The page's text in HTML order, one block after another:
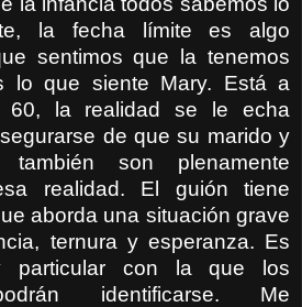
la fecha límite es algo
sentimos que la tenemos
lo que siente Mary. Está a
60, la realidad se le echa
de que su marido y
son plenamente
realidad. El guión tiene
aborda una situación grave
ternura y esperanza. Es
particular con la que los
identificarse. Me